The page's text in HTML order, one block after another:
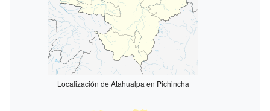
Localización de Atahualpa en Pichincha